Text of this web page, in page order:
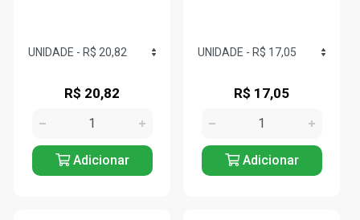
R$ 20,82
Adicionar
R$ 17,05
Adicionar